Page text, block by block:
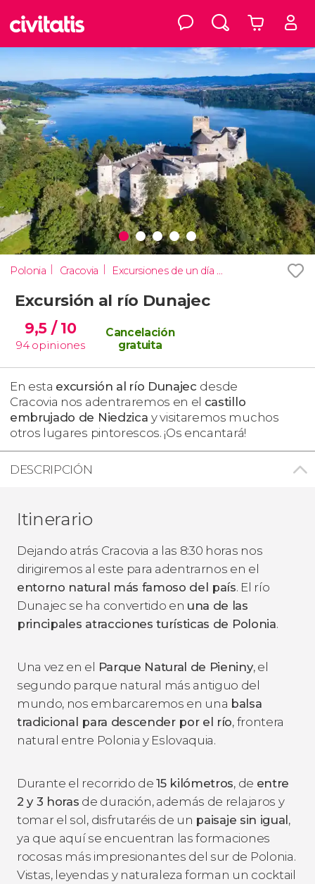
Polonia Cracovia Excursiones de un día desde Cracovia
Excursión al río Dunajec
9,5 / 10
94 opiniones
Cancelación
gratuita
En esta excursión al río Dunajec desde
Cracovia nos adentraremos en el castillo
embrujado de Niedzica y visitaremos muchos
otros lugares pintorescos. ¡Os encantará!
DESCRIPCIÓN
Itinerario
Dejando atrás Cracovia a las 8:30 horas nos
dirigiremos al este para adentrarnos en el
entorno natural más famoso del país. El río
Dunajec se ha convertido en una de las
principales atracciones turísticas de Polonia.
Una vez en el Parque Natural de Pieniny, el
segundo parque natural más antiguo del
mundo, nos embarcaremos en una balsa
tradicional para descender por el río, frontera
natural entre Polonia y Eslovaquia.
Durante el recorrido de15 kilómetros, de entre
2 y 3 horas de duración, además de relajaros y
tomar el sol, disfrutaréis de un paisaje sin igual,
ya que aquí se encuentran las formaciones
rocosas más impresionantes del sur de Polonia.
Vistas, leyendas y naturaleza forman un cocktail